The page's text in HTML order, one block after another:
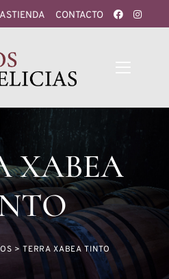
CONTACTO
XABEA
>TERRA XABEA TINTO